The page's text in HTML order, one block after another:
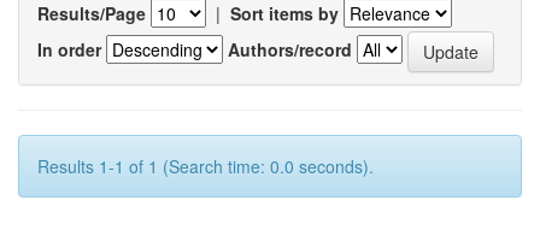
Results/Page | Sort items by
In order
Authors/record
Results 1-1 of 1 (Search time: 0.0 seconds).